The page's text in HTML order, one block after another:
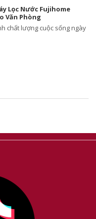
Lọc Nước Fujihome
Văn Phòng
chất lượng cuộc sống ngày